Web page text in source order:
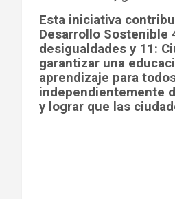
Esta iniciativa
Desarrollo Sostenible
desigualdades y 11:
garantizar una
aprendizaje para
independientemente
y lograr que las